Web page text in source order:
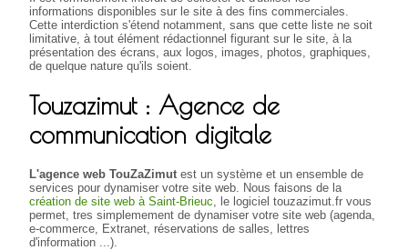
informations disponibles sur le site à des fins commerciales.
Cette interdiction s'étend notamment, sans que cette liste ne soit
limitative, à tout élément rédactionnel figurant sur le site, à la
présentation des écrans, aux logos, images, photos, graphiques,
de quelque nature qu'ils soient.
Touzazimut : Agence de
communication digitale
L'agence web TouZaZimut est un système et un ensemble de
services pour dynamiser votre site web. Nous faisons de la
création de site web à Saint-Brieuc, le logiciel touzazimut.fr vous
permet, tres simplemement de dynamiser votre site web (agenda,
e-commerce, Extranet, réservations de salles, lettres
d'information ...).